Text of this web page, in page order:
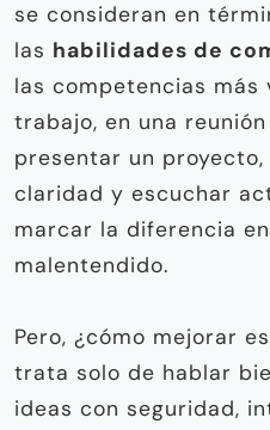
se consideran en
las habilidades de
las competencias más
trabajo, en una
presentar un
claridad y escuchar
marcar la diferencia
malentendido.
Pero, ¿cómo mejorar
trata solo de hablar
ideas con seguridad,